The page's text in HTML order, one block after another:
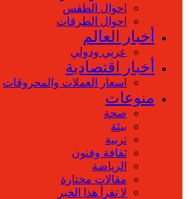
احوال الطقس
احوال الطرقات
أخبار العالم
عربي ودولي
أخبار اقتصادية
اسعار العملات والمحروقات
منوعات
صحة
بيئة
تربية
ثقافة وفنون
الرياضة
مقالات مختارة
لا تقرأ هذا الخبر